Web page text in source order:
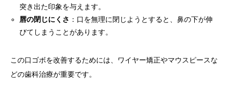
突き出た印象を与えます。
唇の閉じにくさ ：口を無理に閉じようとすると、鼻の下が伸
びてしまうことがあります。
この口ゴボを改善するためには、ワイヤー矯正やマウスピースな
どの歯科治療が重要です。